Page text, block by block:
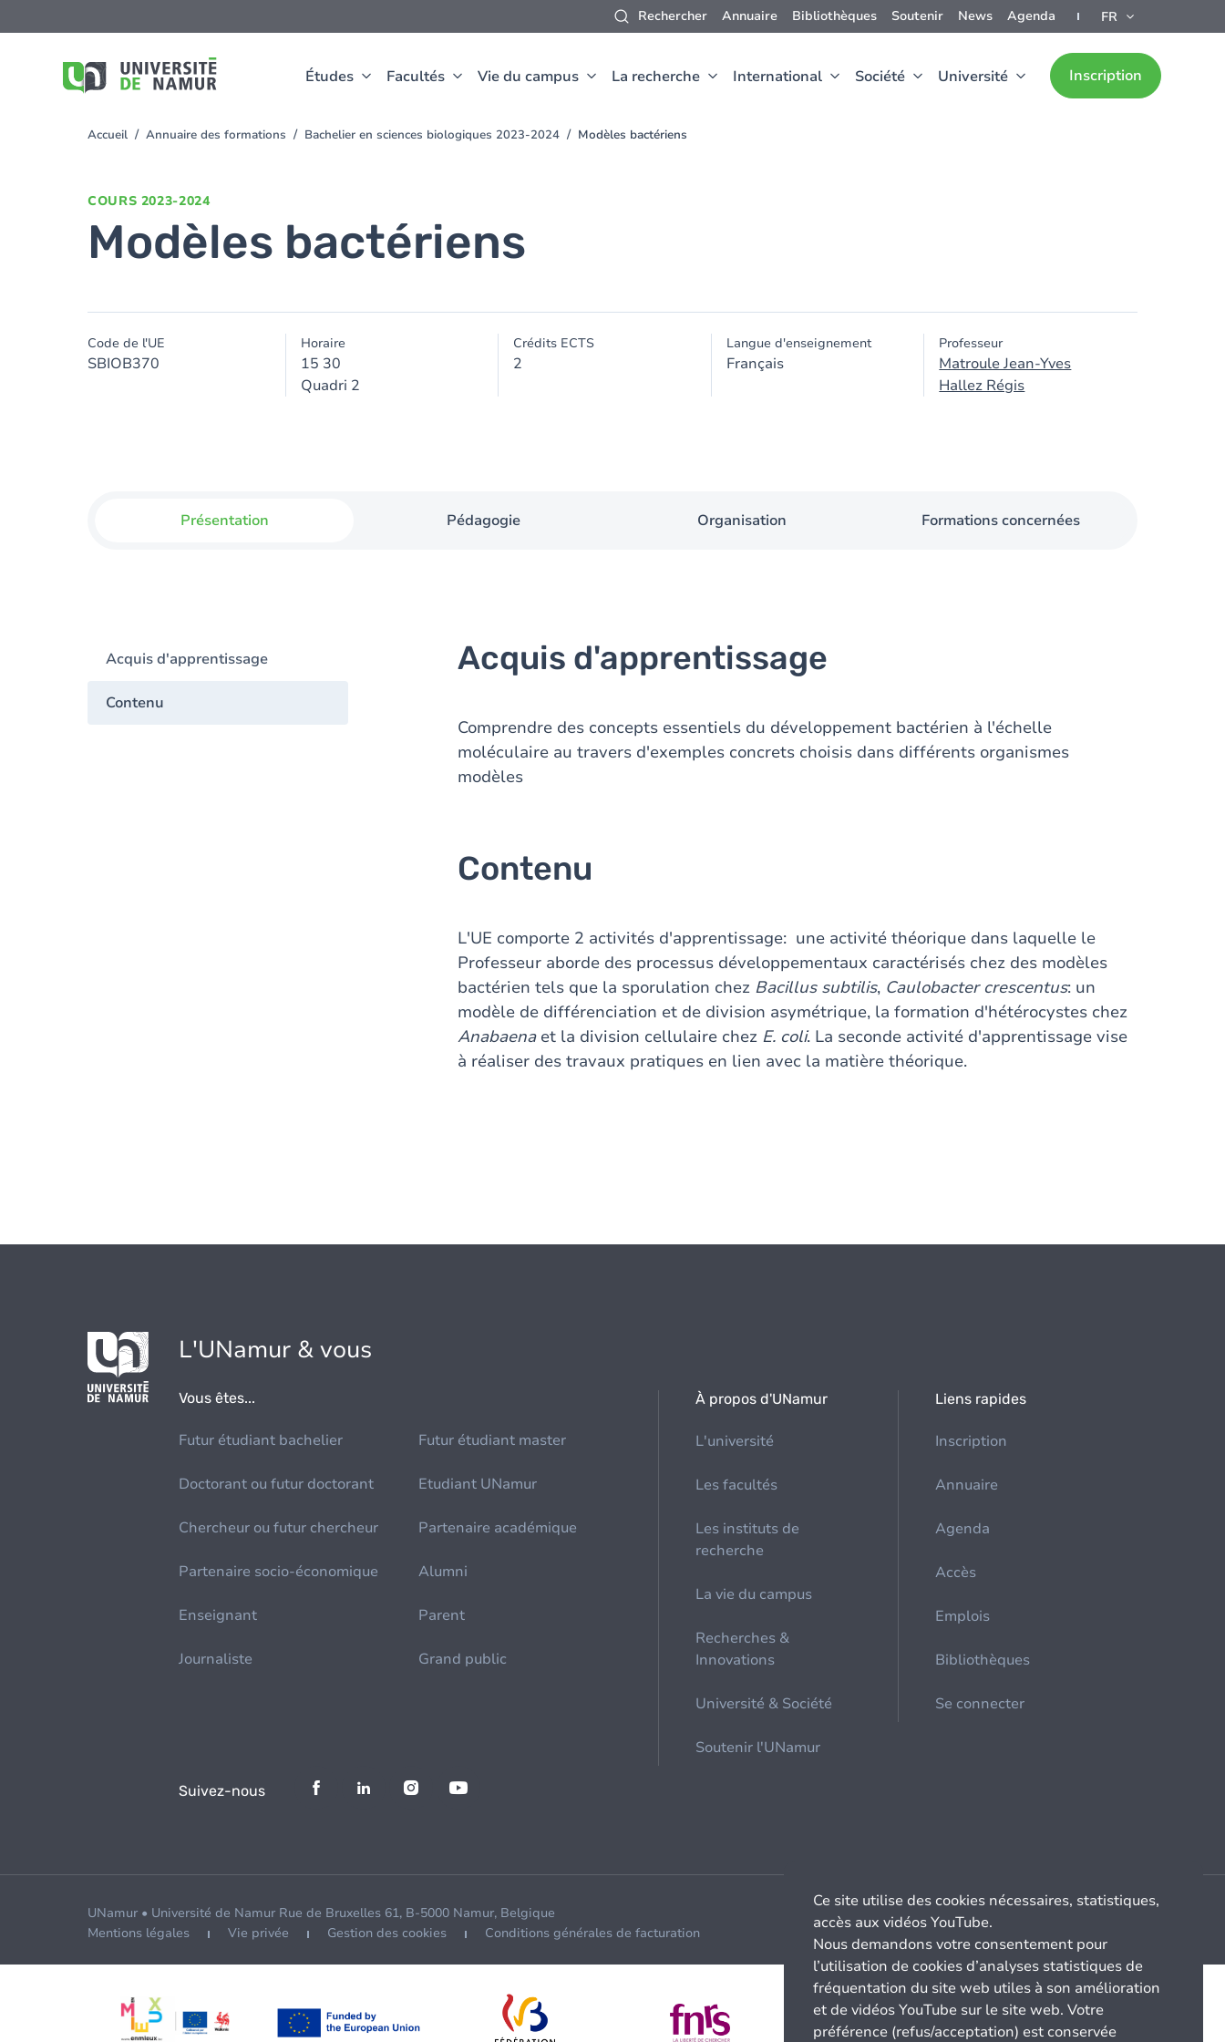
Rechercher Annuaire Bibliothèques Soutenir News Agenda FR
Études Facultés Vie du campus La recherche International Société Université Inscription
au
You
Accueil Annuaire des formations Bachelier en sciences biologiques 2023-2024 Modèles bactériens
COURS 2023-2024
Modèles bactériens
Code de l'UE
SBIOB370
Horaire
15 30
Quadri 2
Crédits ECTS
2
Langue d'enseignement
Français
Professeur
Matroule Jean-Yves
Hallez Régis
Présentation Pédagogie Organisation Formations concernées
Acquis d'apprentissage
Contenu
Acquis d'apprentissage
Comprendre des concepts essentiels du développement bactérien à l'échelle
moléculaire au travers d'exemples concrets choisis dans différents organismes
modèles
Contenu
L'UE comporte 2 activités d'apprentissage: une activité théorique dans laquelle le
Professeur aborde des processus développementaux caractérisés chez des modèles
bactérien tels que la sporulation chez Bacillus subtilis, Caulobacter crescentus: un
modèle de différenciation et de division asymétrique, la formation d'hétérocystes chez
Anabaena et la division cellulaire chez E. coli. La seconde activité d'apprentissage vise
à réaliser des travaux pratiques en lien avec la matière théorique.
L'UNamur & vous
Vous êtes...
Futur étudiant bachelier Futur étudiant master
Doctorant ou futur doctorant Etudiant UNamur
Chercheur ou futur chercheur Partenaire académique
Partenaire socio-économique Alumni
Enseignant Parent
Journaliste Grand public
À propos d'UNamur
L'université
Les facultés
Les instituts de
recherche
La vie du campus
Recherches &
Innovations
Université & Société
Soutenir l'UNamur
Liens rapides
Inscription
Annuaire
Agenda
Accès
Emplois
Bibliothèques
Se connecter
Suivez-nous
UNamur • Université de Namur Rue de Bruxelles 61, B-5000 Namur, Belgique
Mentions légales
Vie privée Gestion des cookies Conditions générales de facturation
Ce site utilise des cookies nécessaires, statistiques,
accès aux vidéos YouTube.
Nous demandons votre consentement pour
l’utilisation de cookies d’analyses statistiques de
fréquentation du site web utiles à son amélioration
et de vidéos YouTube sur le site web. Votre
préférence (refus/acceptation) est conservée